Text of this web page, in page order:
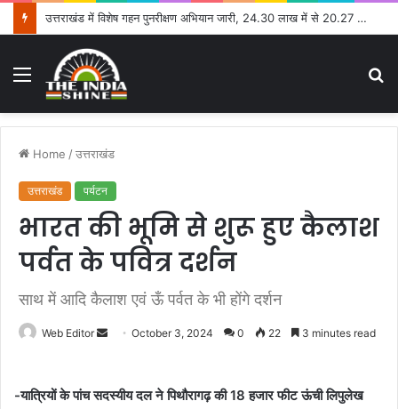
उत्तराखंड में विशेष गहन पुनरीक्षण अभियान जारी, 24.30 लाख में से 20.27 लाख मतदाताओं तक पहुंचे नोटिस: सीईओ
Menu
Home /उत्तराखंड
उत्तराखंड पर्यटन
भारत की भूमि से शुरू हुए कैलाश
पर्वत के पवित्र दर्शन
साथ में आदि कैलाश एवं ऊँ पर्वत के भी होंगे दर्शन
Web Editor
d
October 3, 2024 0 22 3 minutes read
-यात्रियों के पांच सदस्यीय दल ने पिथौरागढ़ की 18 हजार फीट ऊंची लिपुलेख